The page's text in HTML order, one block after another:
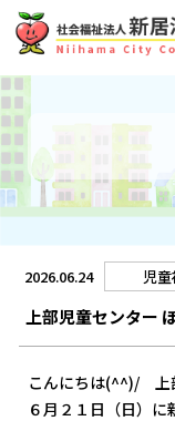
2026.06.24 児
上部児童センター
こんにちは(^^)/ 上
６月２１日（日）